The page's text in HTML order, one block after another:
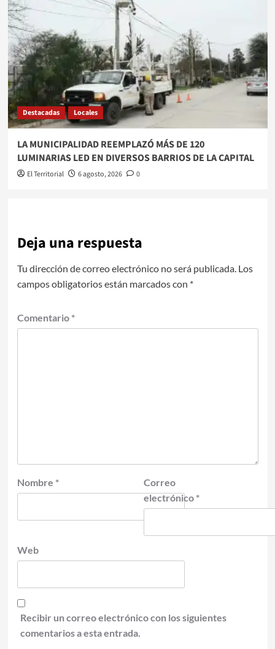
Destacadas Locales
LA MUNICIPALIDAD REEMPLAZÓ MÁS DE 120
LUMINARIAS LED EN DIVERSOS BARRIOS DE LA CAPITAL
El Territorial 6 agosto, 2026 0
Deja una respuesta
Tu dirección de correo electrónico no será publicada. Los
campos obligatorios están marcados con *
Comentario *
Nombre *
Correo
electrónico *
Web
Recibir un correo electrónico con los siguientes
comentarios a esta entrada.